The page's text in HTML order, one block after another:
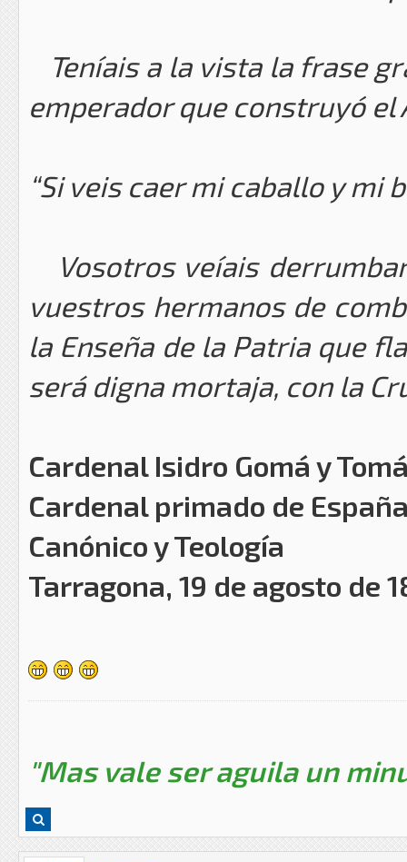
Teníais a la vista la frase
emperador que construyó el
“Si veis caer mi caballo y mi
Vosotros veíais
vuestros hermanos de
la Enseña de la Patria que
será digna mortaja, con la
Cardenal Isidro Gomá y
Cardenal primado de
Canónico y Teología
Tarragona, 19 de agosto de
"Mas vale ser aguila un